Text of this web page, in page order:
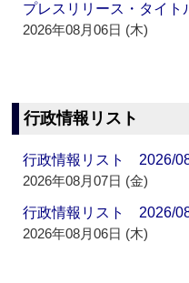
プレスリリース・タイ
2026年08月06日 (木)
行政情報リスト
行政情報リスト 2026/
2026年08月07日 (金)
行政情報リスト 2026/
2026年08月06日 (木)